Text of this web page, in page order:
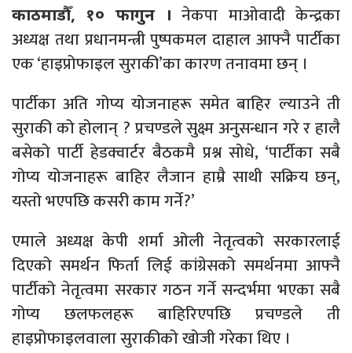
काठमाडौँ, १० फागुन । नेकपा माओवादी केन्द्रका
अध्यक्ष तथा प्रधानमन्त्री पुष्पकमल दाहाल आफ्नै पार्टीका
एक ‘हाइप्रोफाइल सुराकी’का कारण तनावमा छन् ।
पार्टीका अति गोप्य योजनाहरू समेत बाहिर ल्याउने ती
सुराकी को होलान् ? प्रचण्डले सुक्ष्म अनुसन्धान गरे र हालै
बसेको पार्टी हेडक्वार्टर बैठकमै प्रश्न सोधे, ‘पार्टीका सबै
गोप्य योजनाहरू बाहिर लैजान हाम्रै साथी सक्रिय छन्,
यस्तो भएपछि कसरी काम गर्ने?’
एमाले अध्यक्ष केपी शर्मा ओली नेतृत्वको सरकारलाई
दिएको समर्थन फिर्ता लिई कांग्रेसको समर्थनमा आफ्नै
पार्टीको नेतृत्वमा सरकार गठन गर्ने सन्दर्भमा भएका सबै
गोप्य छलफलहरू बाहिरिएपछि प्रचण्डले ती
हाइप्रोफाइलवाला सुराकीको खोजी गरेका थिए ।